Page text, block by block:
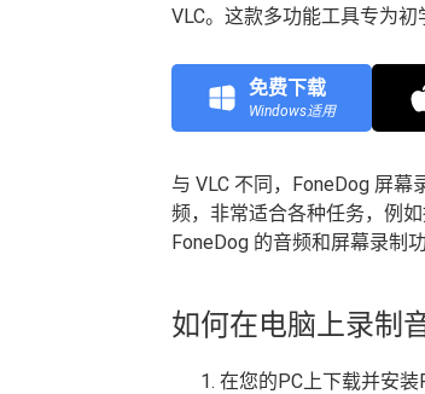
VLC。这款多功能工具专为
免费下载
Windows适用
与 VLC 不同，FoneDog 屏
频，非常适合各种任务，例
FoneDog 的音频和屏幕录制
如何在电脑上录制
在您的PC上下载并安装